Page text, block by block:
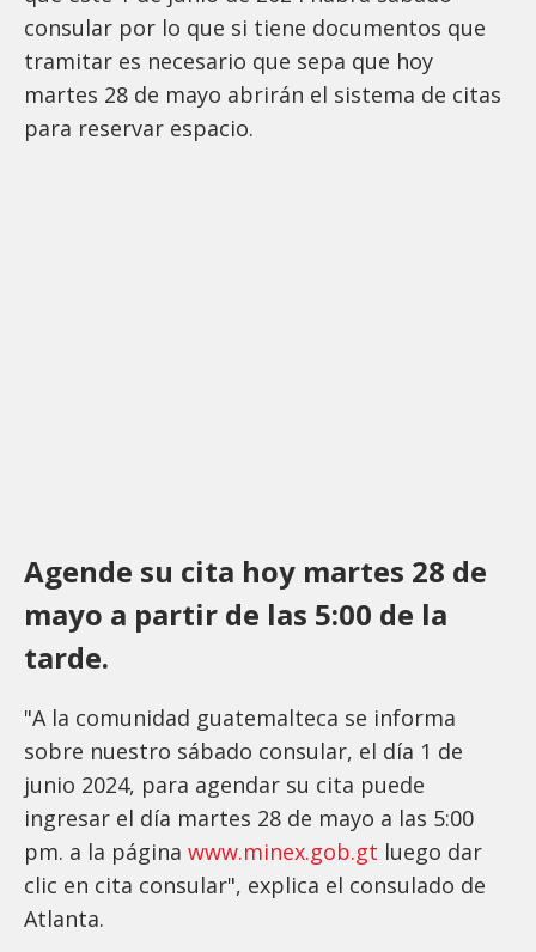
consular por lo que si tiene documentos que
tramitar es necesario que sepa que hoy
martes 28 de mayo abrirán el sistema de citas
para reservar espacio.
Agende su cita hoy martes 28 de
mayo a partir de las 5:00 de la
tarde.
"A la comunidad guatemalteca se informa
sobre nuestro sábado consular, el día 1 de
junio 2024, para agendar su cita puede
ingresar el día martes 28 de mayo a las 5:00
pm. a la página www.minex.gob.gt luego dar
clic en cita consular", explica el consulado de
Atlanta.